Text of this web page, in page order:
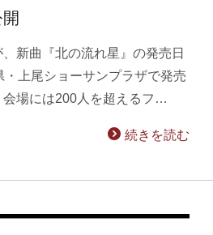
新曲『北の流れ星』の発売日
・上尾ショーサンプラザで発売
会場には200人を超えるフ…
続きを読む